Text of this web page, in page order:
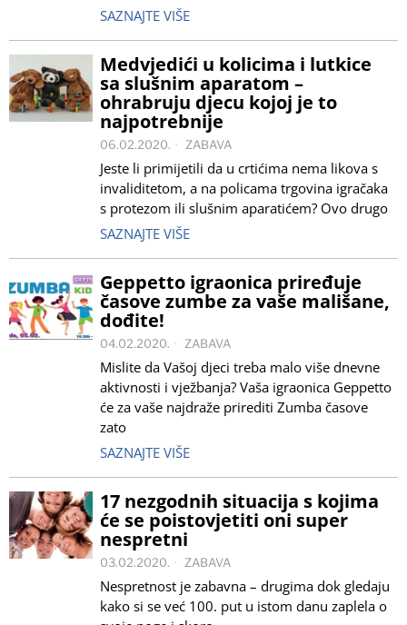
SAZNAJTE VIŠE
Medvjedići u kolicima i lutkice
sa slušnim aparatom –
ohrabruju djecu kojoj je to
najpotrebnije
06.02.2020. ZABAVA
Jeste li primijetili da u crtićima nema likova s
invaliditetom, a na policama trgovina igračaka
s protezom ili slušnim aparatićem? Ovo drugo
SAZNAJTE VIŠE
Geppetto igraonica priređuje
časove zumbe za vaše mališane,
dođite!
04.02.2020. ZABAVA
Mislite da Vašoj djeci treba malo više dnevne
aktivnosti i vježbanja? Vaša igraonica Geppetto
će za vaše najdraže prirediti Zumba časove
zato
SAZNAJTE VIŠE
17 nezgodnih situacija s kojima
će se poistovjetiti oni super
nespretni
03.02.2020. ZABAVA
Nespretnost je zabavna – drugima dok gledaju
kako si se već 100. put u istom danu zaplela o